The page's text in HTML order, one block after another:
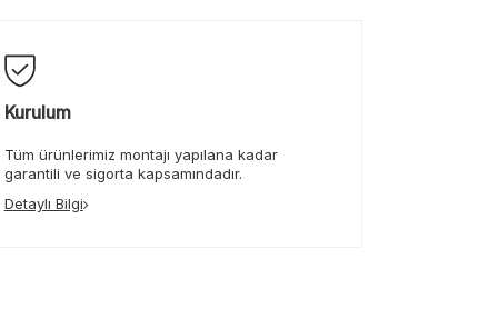
Kurulum
Tüm ürünlerimiz montajı yapılana kadar
garantili ve sigorta kapsamındadır.
Detaylı Bilgi